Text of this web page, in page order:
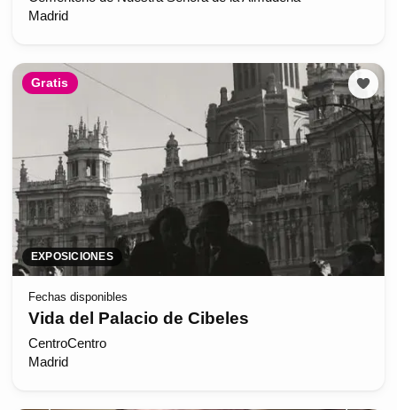
Madrid
Gratis
EXPOSICIONES
Fechas disponibles
Vida del Palacio de Cibeles
CentroCentro
Madrid